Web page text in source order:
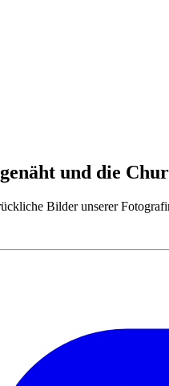
und die
Bilder unserer